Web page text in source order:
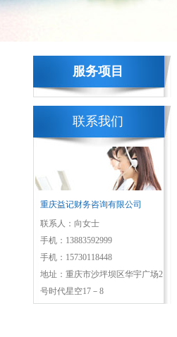
服务项目
联系我们
重庆益记财务咨询有限公司
联系人：向女士
手机：13883592999
手机：15730118448
地址：重庆市沙坪坝区华宇广场2
号时代星空17－8